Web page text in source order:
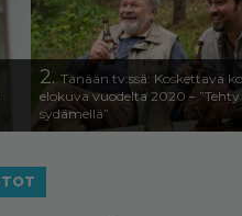
2. Tänään tv:ssä: Koskettava
elokuva vuodelta 2020 – ”Tehty
sydämellä”